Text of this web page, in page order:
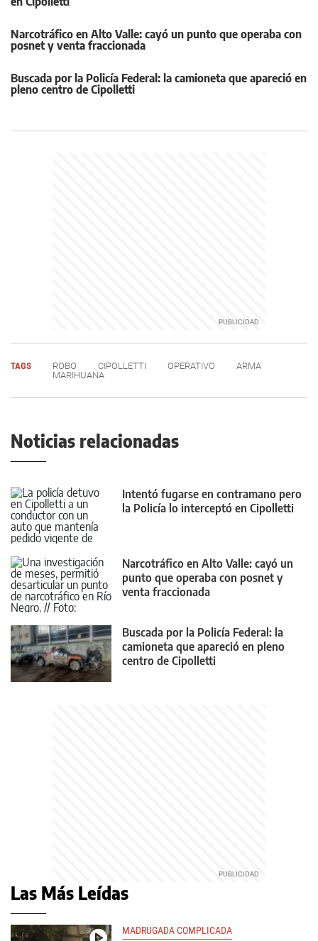
Narcotráfico en Alto Valle: cayó un punto que operaba con
posnet y venta fraccionada
Buscada por la Policía Federal: la camioneta que apareció en
pleno centro de Cipolletti
TAGS ROBO CIPOLLETTI OPERATIVO
ARMA
MARIHUANA
Noticias relacionadas
Intentó fugarse en contramano pero
la Policía lo interceptó en Cipolletti
Narcotráfico en Alto Valle: cayó un
punto que operaba con posnet y
venta fraccionada
Buscada por la Policía Federal: la
camioneta que apareció en pleno
centro de Cipolletti
Las Más Leídas
MADRUGADA COMPLICADA